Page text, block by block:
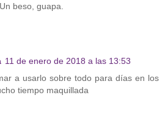
beso, guapa.
11 de enero de 2018 a las 13:53
a usarlo sobre todo para días en los
tiempo maquillada